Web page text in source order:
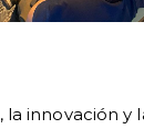
, la innovación y